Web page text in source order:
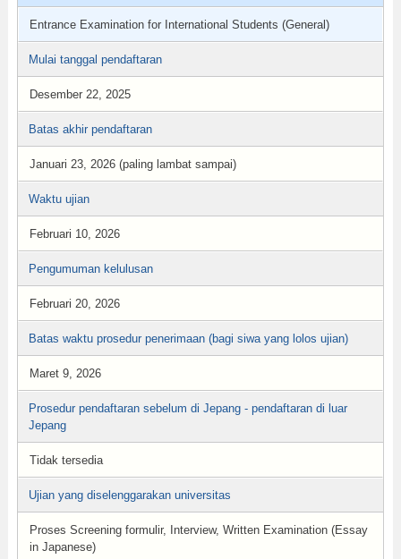
Entrance Examination for International Students (General)
Mulai tanggal pendaftaran
Desember 22, 2025
Batas akhir pendaftaran
Januari 23, 2026 (paling lambat sampai)
Waktu ujian
Februari 10, 2026
Pengumuman kelulusan
Februari 20, 2026
Batas waktu prosedur penerimaan (bagi siwa yang lolos ujian)
Maret 9, 2026
Prosedur pendaftaran sebelum di Jepang - pendaftaran di luar
Jepang
Tidak tersedia
Ujian yang diselenggarakan universitas
Proses Screening formulir, Interview, Written Examination (Essay
in Japanese)